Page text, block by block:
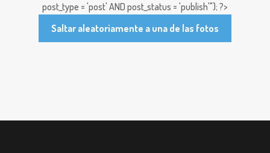
post_type = 'post' AND post_status = 'publish'"); ?>
Saltar aleatoriamente a una de las fotos